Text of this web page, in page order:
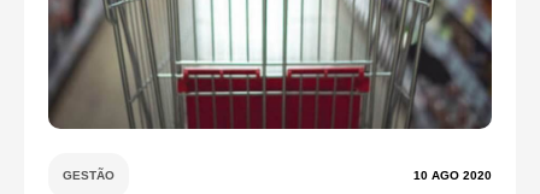
GESTÃO 10 AGO 2020